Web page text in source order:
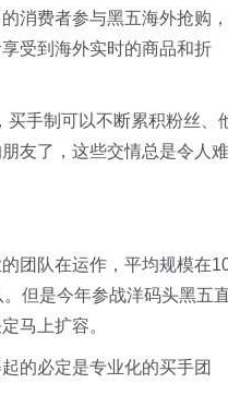
消费者参与黑五海外抢购，
受到海外实时的商品和折
买手制可以不断累积粉丝、
友了，这些交情总是令人难
团队在运作，平均规模在
但是今年参战洋码头黑五
马上扩容。
的必定是专业化的买手团